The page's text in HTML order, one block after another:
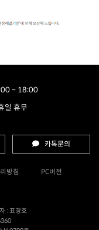
~ 18:00
일 휴무
카톡문의
방침 PC버전
: 표경호